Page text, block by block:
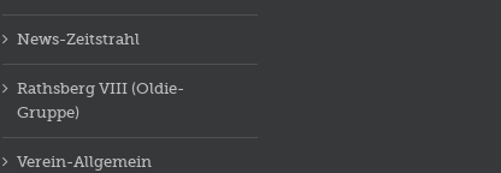
News-Zeitstrahl
Rathsberg VIII (Oldie-
Gruppe)
Verein-Allgemein